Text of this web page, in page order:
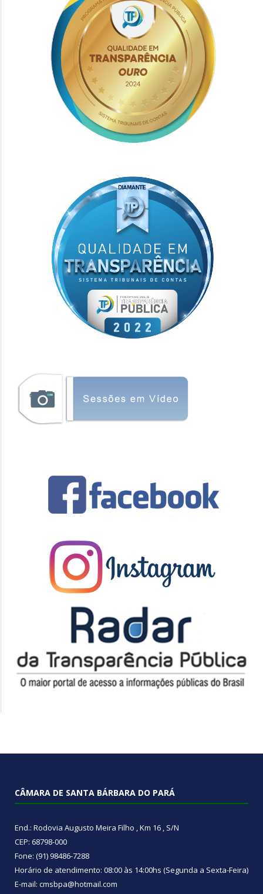
CÂMARA DE SANTA BÁRBARA DO PARÁ
End.: Rodovia Augusto Meira Filho , Km 16 , S/N
CEP: 68798-000
Fone: (91) 98486-7288
Horário de atendimento: 08:00 às 14:00hs (Segunda a Sexta-Feira)
E-mail: cmsbpa@hotmail.com